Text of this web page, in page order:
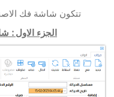
تتكون شاشة فك
الجزء الاول :